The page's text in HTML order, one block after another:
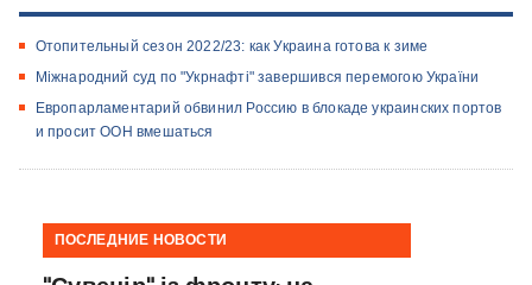
Отопительный сезон 2022/23: как Украина готова к зиме
Міжнародний суд по "Укрнафті" завершився перемогою України
​Европарламентарий обвинил Россию в блокаде украинских портов
и просит ООН вмешаться
ПОСЛЕДНИЕ НОВОСТИ